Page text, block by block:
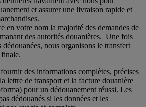
et assurer une livraison rapide et
en votre nom la majorité des demandes de
des autorités douanières. Une fois
dédouanées, nous organisons le transfert
des informations complètes, précises
lettre de transport et la facture douanière
pour un dédouanement réussi. Les
dédouanés si les données et les